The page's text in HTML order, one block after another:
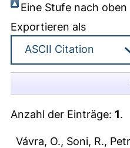
Eine Stufe nach oben
Exportieren als
Anzahl der Einträge: 1.
Vávra, O., Soni, R.,